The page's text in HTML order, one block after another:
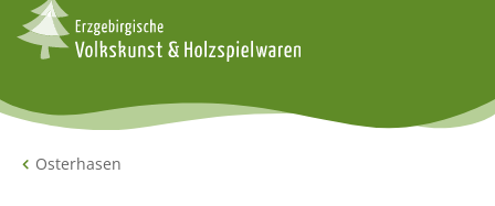
Osterhasen